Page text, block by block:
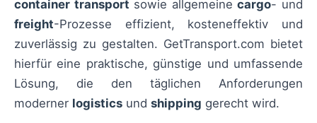
container transport sowie allgemeinecargo- und
freight-Prozesse effizient, kosteneffektiv und
zuverlässig zu gestalten. GetTransport.com bietet
hierfür eine praktische, günstige und umfassende
Lösung, die den täglichen Anforderungen
moderner logistics und shipping gerecht wird.